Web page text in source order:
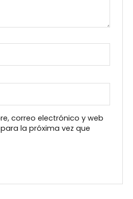
correo electrónico y web
la próxima vez que